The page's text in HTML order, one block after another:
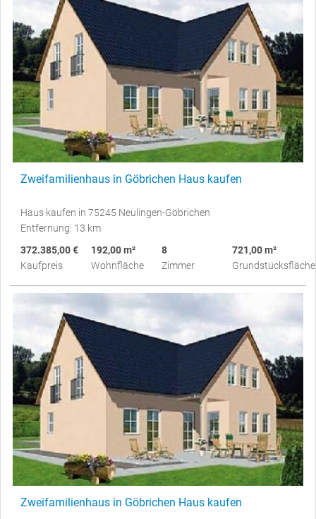
Zweifamilienhaus in Göbrichen Haus kaufen
Haus kaufen in 75245 Neulingen-Göbrichen
Entfernung: 13 km
372.385,00 €
Kaufpreis
192,00 m²
Wohnfläche
8
Zimmer
721,00 m²
Grundstücksfläche
Zweifamilienhaus in Göbrichen Haus kaufen